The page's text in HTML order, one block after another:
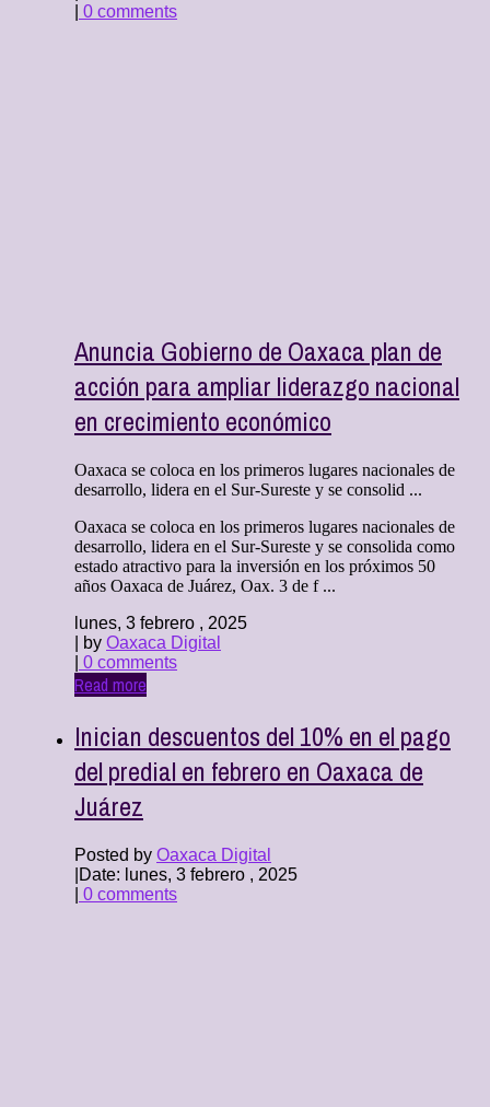
0 comments
Anuncia Gobierno de Oaxaca plan de
acción para ampliar liderazgo nacional
en crecimiento económico
Oaxaca se coloca en los primeros lugares nacionales de
desarrollo, lidera en el Sur-Sureste y se consolid ...
Oaxaca se coloca en los primeros lugares nacionales de
desarrollo, lidera en el Sur-Sureste y se consolida como
estado atractivo para la inversión en los próximos 50
años Oaxaca de Juárez, Oax. 3 de f ...
lunes, 3 febrero , 2025
| by Oaxaca Digital
0 comments
Read more
Inician descuentos del 10% en el pago
del predial en febrero en Oaxaca de
Juárez
Posted by Oaxaca Digital
Date: lunes, 3 febrero , 2025
0 comments